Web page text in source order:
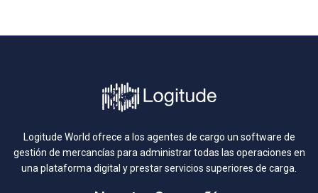
Logitude World ofrece a los agentes de cargo un software de
gestión de mercancías para administrar todas las operaciones en
una plataforma digital y prestar servicios superiores de carga.